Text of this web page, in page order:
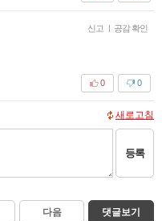
신고 | 공감 확인
0
0
새로고침
등록
다음 댓글보기